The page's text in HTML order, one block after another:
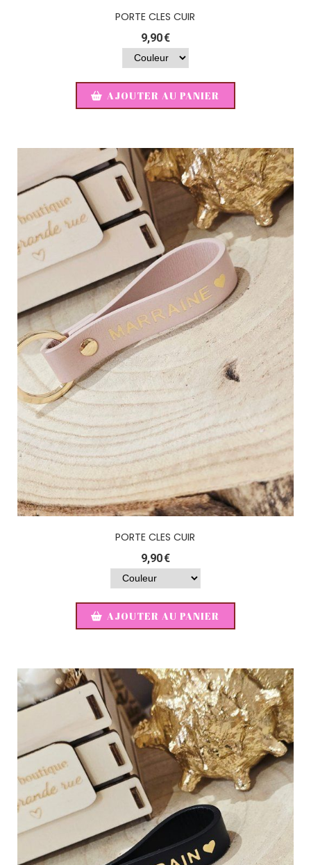
PORTE CLES CUIR
9,90€
AJOUTER AU PANIER
PORTE CLES CUIR
9,90€
AJOUTER AU PANIER